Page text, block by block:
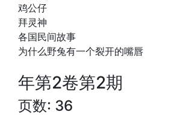
鸡公仔
拜灵神
各国民间故事
为什么野兔有一个裂开的嘴唇
年第2卷第2期
页数: 36